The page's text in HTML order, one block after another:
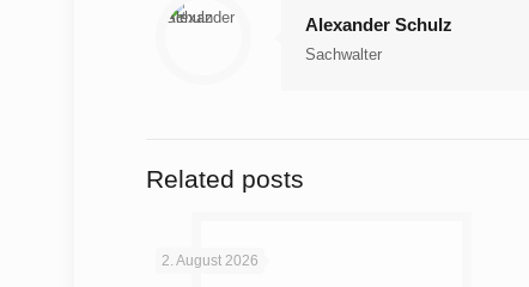
Alexander Schulz
Sachwalter
Related posts
2. August 2026